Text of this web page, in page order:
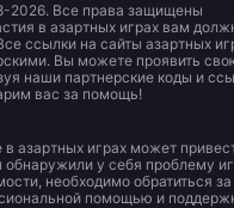
2026. Все права защищены
в азартных играх вам
ссылки на сайты азартных
Вы можете проявить
наши партнерские коды и
вас за помощь!
в азартных играх может
обнаружили у себя проблему
необходимо обратиться за
помощью и